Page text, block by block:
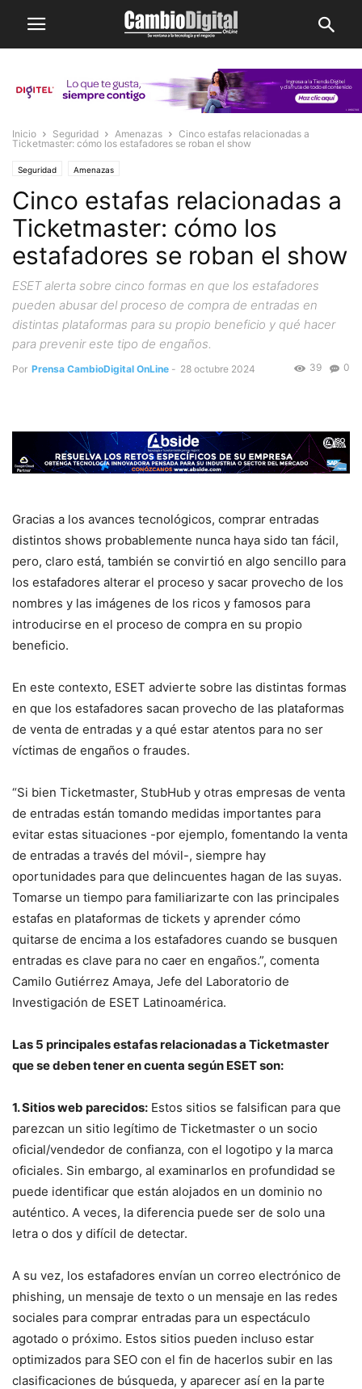
Inicio Seguridad Amenazas
Cinco estafas relacionadas a
Ticketmaster: cómo los estafadores se roban el show
Seguridad Amenazas
Cinco estafas relacionadas a
Ticketmaster: cómo los
estafadores se roban el show
ESET alerta sobre cinco formas en que los estafadores
pueden abusar del proceso de compra de entradas en
distintas plataformas para su propio beneficio y qué hacer
para prevenir este tipo de engaños.
Por Prensa CambioDigital OnLine - 28 octubre 2024 0
39
Gracias a los avances tecnológicos, comprar entradas
distintos shows probablemente nunca haya sido tan fácil,
pero, claro está, también se convirtió en algo sencillo para
los estafadores alterar el proceso y sacar provecho de los
nombres y las imágenes de los ricos y famosos para
introducirse en el proceso de compra en su propio
beneficio.
En este contexto, ESET advierte sobre las distintas formas
en que los estafadores sacan provecho de las plataformas
de venta de entradas y a qué estar atentos para no ser
víctimas de engaños o fraudes.
“Si bien Ticketmaster, StubHub y otras empresas de venta
de entradas están tomando medidas importantes para
evitar estas situaciones -por ejemplo, fomentando la venta
de entradas a través del móvil-, siempre hay
oportunidades para que delincuentes hagan de las suyas.
Tomarse un tiempo para familiarizarte con las principales
estafas en plataformas de tickets y aprender cómo
quitarse de encima a los estafadores cuando se busquen
entradas es clave para no caer en engaños.”, comenta
Camilo Gutiérrez Amaya, Jefe del Laboratorio de
Investigación de ESET Latinoamérica.
Las 5 principales estafas relacionadas a Ticketmaster
que se deben tener en cuenta según ESET son:
1. Sitios web parecidos: Estos sitios se falsifican para que
parezcan un sitio legítimo de Ticketmaster o un socio
oficial/vendedor de confianza, con el logotipo y la marca
oficiales. Sin embargo, al examinarlos en profundidad se
puede identificar que están alojados en un dominio no
auténtico. A veces, la diferencia puede ser de solo una
letra o dos y difícil de detectar.
A su vez, los estafadores envían un correo electrónico de
phishing, un mensaje de texto o un mensaje en las redes
sociales para comprar entradas para un espectáculo
agotado o próximo. Estos sitios pueden incluso estar
optimizados para SEO con el fin de hacerlos subir en las
clasificaciones de búsqueda, y aparecer así en la parte